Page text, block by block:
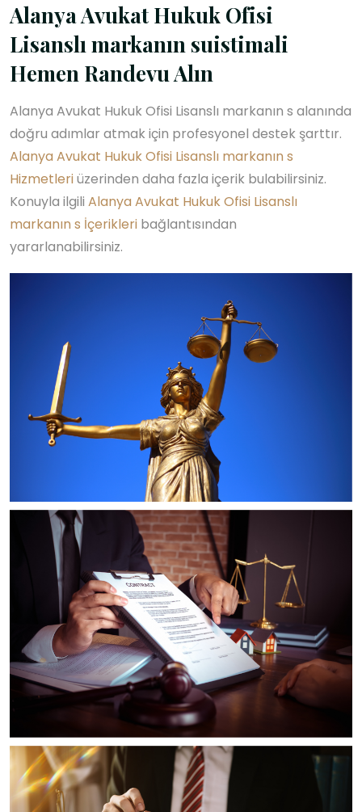
Alanya Avukat Hukuk Ofisi
Lisanslı markanın suistimali
Hemen Randevu Alın
Alanya Avukat Hukuk Ofisi Lisanslı markanın s alanında
doğru adımlar atmak için profesyonel destek şarttır.
Alanya Avukat Hukuk Ofisi Lisanslı markanın s
Hizmetleriüzerinden daha fazla içerik bulabilirsiniz.
Konuyla ilgili Alanya Avukat Hukuk Ofisi Lisanslı
markanın s İçerikleri bağlantısından
yararlanabilirsiniz.